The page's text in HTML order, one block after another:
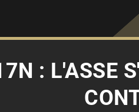
: L'ASSE